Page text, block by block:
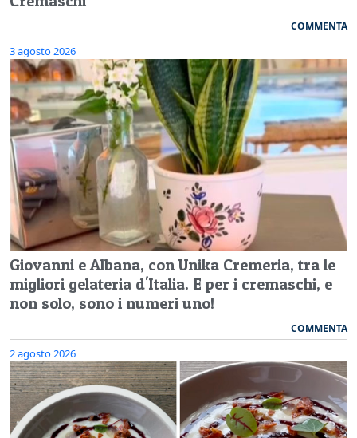
COMMENTA
3 agosto 2026
Giovanni e Albana, con Unika Cremeria, tra le
migliori gelateria d'Italia. E per i cremaschi, e
non solo, sono i numeri uno!
COMMENTA
2 agosto 2026